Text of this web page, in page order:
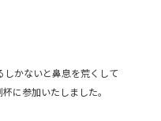
かないと鼻息を荒くして
に参加いたしました。